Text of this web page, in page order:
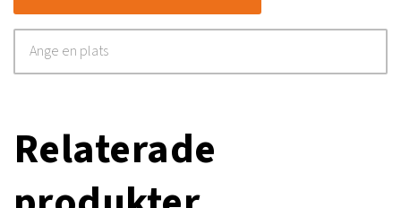
Relaterade